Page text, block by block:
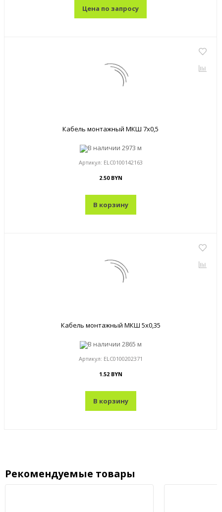
Цена по запросу
Кабель монтажный МКШ 7x0,5
В наличии 2973 м
Артикул: ELC0100142163
2.50 BYN
В корзину
Кабель монтажный МКШ 5x0,35
В наличии 2865 м
Артикул: ELC0100202371
1.52 BYN
В корзину
Рекомендуемые товары